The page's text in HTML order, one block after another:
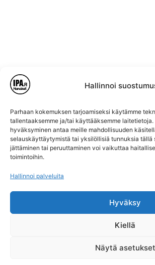
Hallinnoi
Parhaan kokemuksen tarjoamiseksi käytämme
tallentaaksemme ja/tai käyttääksemme
hyväksyminen antaa meille mahdollisuuden
selauskäyttäytymistä tai yksilöllisiä tunnuksia tällä
jättäminen tai peruuttaminen voi vaikuttaa
toimintoihin.
Hallinnoi palveluita
Hyväksy
Kiellä
Näytä asetukset
Katso Hanakat -lehden